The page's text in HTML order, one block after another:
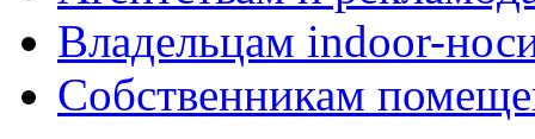
Владельцам indoor-
Собственникам